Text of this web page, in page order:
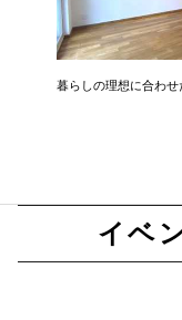
暮らしの理想に合わ
イベ